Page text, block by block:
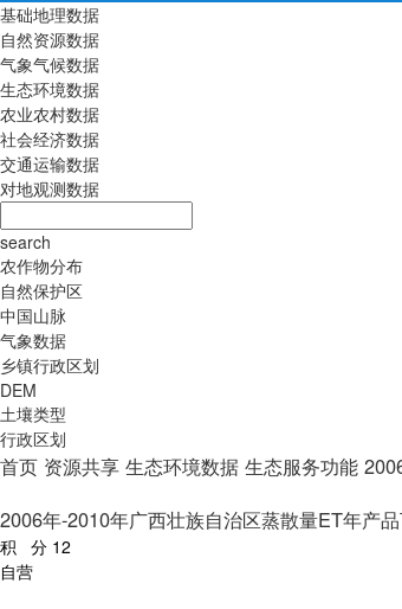
基础地理数据
自然资源数据
气象气候数据
生态环境数据
农业农村数据
社会经济数据
交通运输数据
对地观测数据
search
农作物分布
自然保护区
中国山脉
气象数据
乡镇行政区划
DEM
土壤类型
行政区划
首页 资源共享 生态环境数据 生态服务功能
2006年-2010年广西壮族自治区蒸散量ET年产
积 分 12
自营